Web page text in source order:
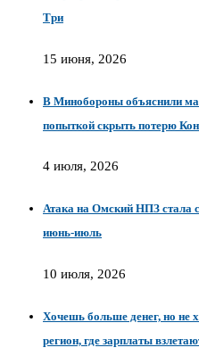
Три
15 июня, 2026
В Минобороны объяснили
попыткой скрыть потерю
4 июля, 2026
Атака на Омский НПЗ стала
июнь‑июль
10 июля, 2026
Хочешь больше денег, но не
регион, где зарплаты